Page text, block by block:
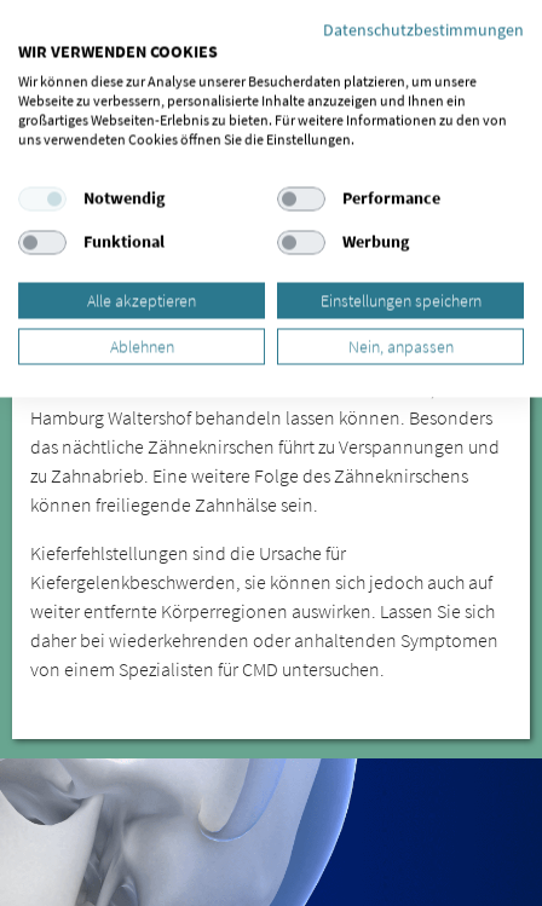
Oststeinbek|Schenefeld|
Barsbüttel|Halstenbek|
Rellingen|Hörsten|Stapelfeld|Hasloh |Norderstedt|Neu
Wulmstorf|Reinbek|Pinneberg|Hittfeld|Braak|Wentorf
bei Hamburg|Wedel|Seevetal|Wohltorf
Quickborn
erkannt, lässt sich aber durch spezialisierte Behandler in
Hamburg Waltershof anhand verschiedener Symptome
feststellen. Zu den offensichtlicheren Symptomen zählen
Hamburg Waltershof behandeln lassen können. Besonders
das nächtliche Zähneknirschen führt zu Verspannungen und
zu Zahnabrieb. Eine weitere Folge des Zähneknirschens
können freiliegende Zahnhälse sein.
Kieferfehlstellungen sind die Ursache für
Kiefergelenkbeschwerden, sie können sich jedoch auch auf
weiter entfernte Körperregionen auswirken. Lassen Sie sich
daher bei wiederkehrenden oder anhaltenden Symptomen
von einem Spezialisten für CMD untersuchen.
Datenschutzbestimmungen
WIR VERWENDEN COOKIES
Wir können diese zur Analyse unserer Besucherdaten platzieren, um unsere
Webseite zu verbessern, personalisierte Inhalte anzuzeigen und Ihnen ein
großartiges Webseiten-Erlebnis zu bieten. Für weitere Informationen zu den von
uns verwendeten Cookies öffnen Sie die Einstellungen.
Notwendig
Performance
Funktional
Werbung
Alle akzeptieren Einstellungen speichern
Ablehnen Nein, anpassen